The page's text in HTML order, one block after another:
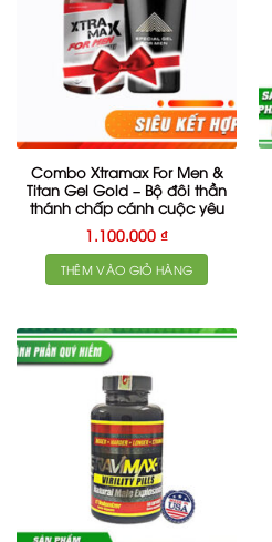
Combo Xtramax For Men &
Titan Gel Gold – Bộ đôi thần
thánh chấp cánh cuộc yêu
1.100.000 ₫
THÊM VÀO GIỎ HÀNG